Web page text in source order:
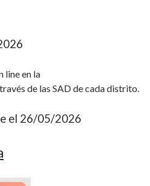
line en la
de las SAD de cada distrito.
el 26/05/2026